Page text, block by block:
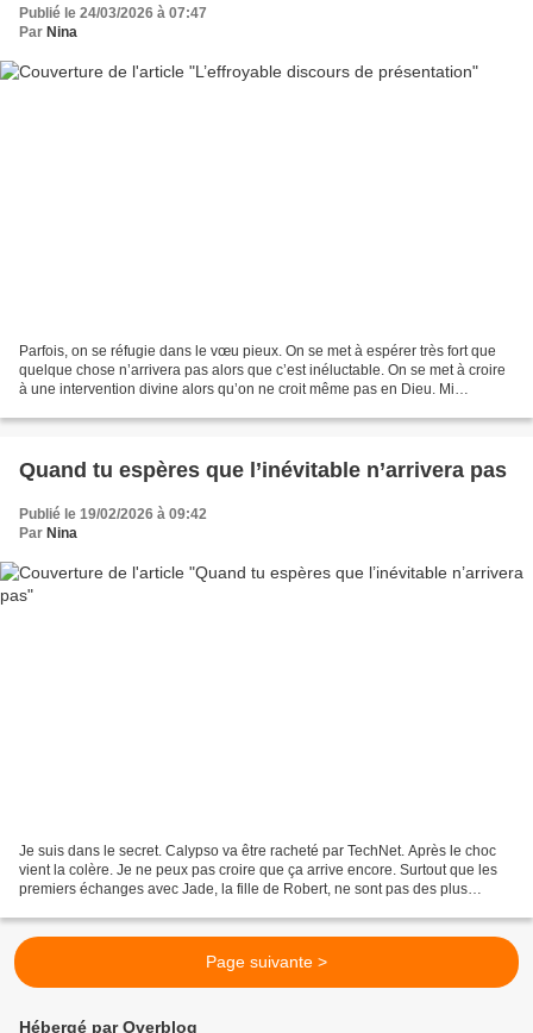
Publié le 24/03/2026 à 07:47
Par Nina
Parfois, on se réfugie dans le vœu pieux. On se met à espérer très fort que
quelque chose n’arrivera pas alors que c’est inéluctable. On se met à croire
à une intervention divine alors qu’on ne croit même pas en Dieu. Mi
Quand tu espères que l’inévitable n’arrivera pas
Publié le 19/02/2026 à 09:42
Par Nina
Je suis dans le secret. Calypso va être racheté par TechNet. Après le choc
vient la colère. Je ne peux pas croire que ça arrive encore. Surtout que les
premiers échanges avec Jade, la fille de Robert, ne sont pas des plus
Page suivante >
Hébergé par Overblog